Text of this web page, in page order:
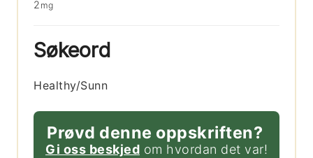
2 mg
Søkeord
Healthy/Sunn
Prøvd denne oppskriften?
Gi oss beskjed om hvordan det var!